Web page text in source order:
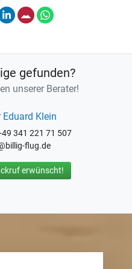
LinkedInE-Mail
gefunden?
unserer Berater!
Eduard Klein
341 221 71 507
flug.de
erwünscht!